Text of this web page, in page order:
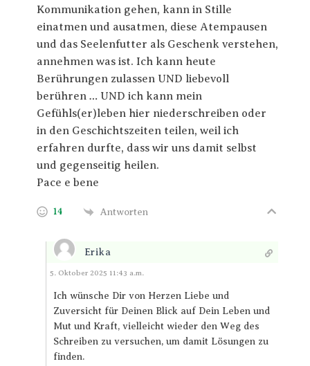
Kommunikation gehen, kann in Stille
einatmen und ausatmen, diese Atempausen
und das Seelenfutter als Geschenk verstehen,
annehmen was ist. Ich kann heute
Berührungen zulassen UND liebevoll
berühren … UND ich kann mein
Gefühls(er)leben hier niederschreiben oder
in den Geschichtszeiten teilen, weil ich
erfahren durfte, dass wir uns damit selbst
und gegenseitig heilen.
Pace e bene
14 Antworten
Erika
Antworten
5. Oktober 2025 11:43 a.m.
Ich wünsche Dir von Herzen Liebe und
Zuversicht für Deinen Blick auf Dein Leben und
Mut und Kraft, vielleicht wieder den Weg des
Schreiben zu versuchen, um damit Lösungen zu
finden.